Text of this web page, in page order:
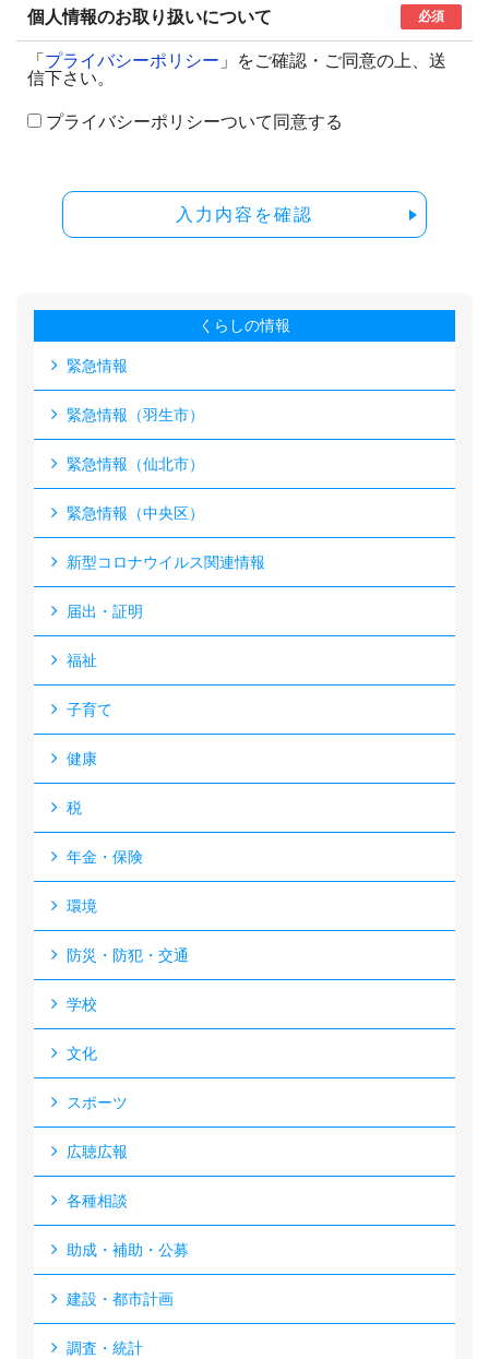
個人情報のお取り扱いについて 必須
「 プライバシーポリシー 」をご確認・ご同意の上、送
信下さい。
プライバシーポリシーついて同意する
入力内容を確認
くらしの情報
緊急情報
緊急情報（羽生市）
緊急情報（仙北市）
緊急情報（中央区）
新型コロナウイルス関連情報
届出・証明
福祉
子育て
健康
税
年金・保険
環境
防災・防犯・交通
学校
文化
スポーツ
広聴広報
各種相談
助成・補助・公募
建設・都市計画
調査・統計